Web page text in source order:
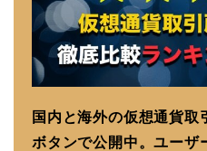
国内と海外の仮想通貨取
ボタンで公開中。ユーザ